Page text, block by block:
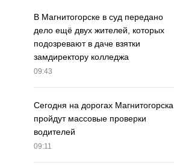
В Магнитогорске в суд передано
дело ещё двух жителей, которых
подозревают в даче взятки
замдиректору колледжа
09:43
Сегодня на дорогах Магнитогорска
пройдут массовые проверки
водителей
09:11